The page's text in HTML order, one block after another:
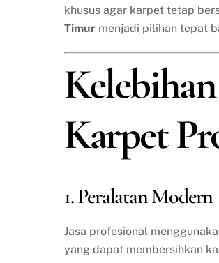
khusus agar karpet tetap
Timur menjadi pilihan tepat
Karpet
1. Peralatan Modern
Jasa profesional
yang dapat membersihkan